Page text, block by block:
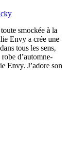
smockée à la
Envy a crée une
tous les sens,
d’automne-
Envy. J’adore son